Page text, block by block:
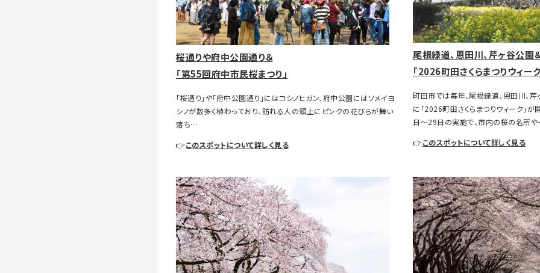
桜通りや府中公園通り＆
「第55回府中市民桜まつり」
「桜通り」や「府中公園通り」にはコシノヒガン、府中公園にはソメイヨ
シノが数多く植わっており、訪れる人の頭上にピンクの花びらが舞い
落ち…
👉このスポットについて詳しく見る
尾根緑道、恩田川、芹ヶ谷公園
「2026町田さくらまつりウィー
町田市では毎年、尾根緑道、恩田川、
に「2026町田さくらまつりウィーク」が
日～29日の実施で、市内の桜の名所
👉このスポットについて詳しく見る